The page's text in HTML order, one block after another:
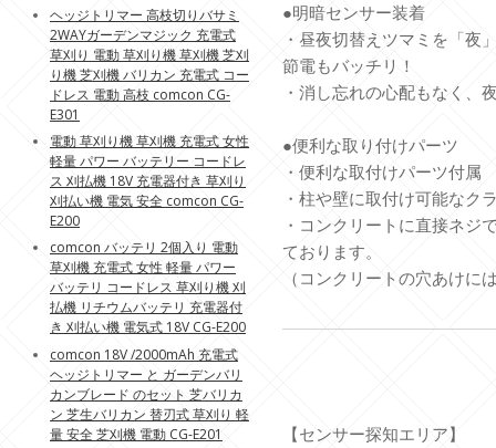
●明暗センサー装着
・昼夜切替えツマミを「夜
節電もバッチリ！
・消し忘れの心配もなく、
●便利な取り付けパーツ
・便利な取付けパーツ付属
・柱や壁に取付け可能なク
・コンクリートに直接ネジ
ております。
（コンクリートの穴あけに
【センサー探知エリア】
ヘッジトリマー 高枝切りバサミ
2WAYガーデンマジック 充電式
草刈り 電動 草刈り機 草刈機 芝刈
り機 芝刈機 バリカン 充電式 コー
ドレス 電動 高枝 comcon CG-
E301
電動 草刈り機 草刈機 充電式 女性
軽量 パワー バッテリー コードレ
ス 刈払機 18V 充電器付き 草刈り
刈払い機 電気 安全 comcon CG-
E200
comcon バッテリ 2個入り 電動
草刈機 充電式 女性 軽量 パワー
バッテリ コードレス 草刈り機 刈
払機 リチウムバッテリ 充電器付
き 刈払い機 電気式 18V CG-E200
comcon 18V /2000mAh 充電式
ヘッジトリマー と ガーデンバリ
カンブレード のセット 芝バリカ
ン 芝生バリカン 替刃式 草刈り 軽
量 安全 芝刈機 電動 CG-E201